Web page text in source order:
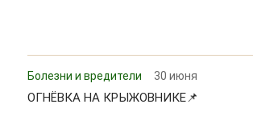
Болезни и вредители 30 июня
ОГНЁВКА НА КРЫЖОВНИКЕ📌